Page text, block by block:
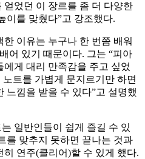
었던 이 장르를 좀 더 다양한
이를 맞췄다”고 강조했다.
이유는 누구나 한 번쯤 배워
어 있기 때문이다. 그는 “피아
게 대리 만족감을 주고 싶었
트를 가볍게 문지르기만 하면
느낌을 받을 수 있다”고 설명했
일반인들이 쉽게 즐길 수 있
를 맞추지 못하면 끝나는 것과
연주(클리어)할 수 있게 했다.